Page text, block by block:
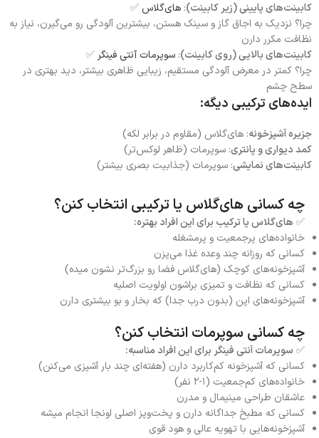
کابینت‌های پایینی (زیر کابینت): های‌گلاس ✅
چرا؟ نزدیک به اجاق گاز و سینک هستن، بیشترین آلودگی رو می‌گیرن، نیاز به
نظافت مکرر دارن
کابینت‌های بالایی (روی کابینت): سوپرمات آنتی فینگر✅
چرا؟ کمتر در معرض آلودگی مستقیم، زیبایی ظاهری بیشتر، دید بهتری در
سطح چشم
ایده‌های ترکیبی دیگه:
جزیره آشپزخونه: های‌گلاس (مقاوم در برابر لکه)
کمد دیواری و پانتری: سوپرمات (ظاهر لوکس‌تر)
کابینت‌های نمایشی: سوپرمات (جذابیت بصری بیشتر)
چه کسانی سوپرمات انتخاب کنن؟
✅ سوپرمات آنتی فینگر برای این افراد مناسبه:
کسانی که آشپزخونه کم‌کاربرد دارن (هفته‌ای چند بار آشپزی می‌کنن)
خانواده‌های کم‌جمعیت (۱-۲ نفر)
عاشقان طراحی مینیمال و مدرن
کسانی که مطبخ جداگانه دارن و پخت‌وپز اصلی اونجا انجام میشه
آشپزخونه‌هایی با تهویه عالی و هود قوی
چه کسانی های‌گلاس یا ترکیبی انتخاب کنن؟
✅ های‌گلاس یا ترکیب برای این افراد بهتره:
خانواده‌های پرجمعیت و پرمشغله
کسانی که روزانه چند وعده غذا می‌پزن
آشپزخونه‌های کوچک (های‌گلاس فضا رو بزرگ‌تر نشون میده)
کسانی که نظافت و تمیزی براشون اولویت اصلیه
آشپزخونه‌های اپن (بدون درب جدا) که بخار و بو بیشتری دارن